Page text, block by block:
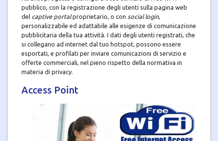
pubblico, con la registrazione degli utenti sulla pagina web
del captive portalproprietario, o con social login,
personalizzabile ed adattabile alle esigenze di comunicazione
pubblicitaria della tua attività. I dati degli utenti registrati, che
si collegano ad internet dal tuo hotspot, possono essere
esportati, e profilati per inviare comunicazioni di servizio e
offerte commerciali, nel pieno rispetto della normativa in
materia di privacy.
Access Point